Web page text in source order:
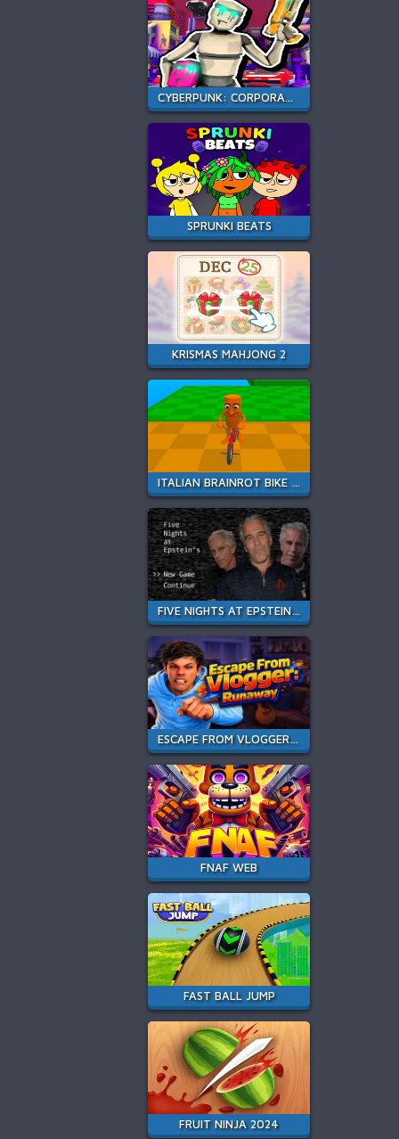
CYBERPUNK: CORPORATION
SPRUNKI BEATS
KRISMAS MAHJONG 2
ITALIAN BRAINROT BIKE RUSH
FIVE NIGHTS AT EPSTEIN'S ONLINE
ESCAPE FROM VLOGGER: RUNAWAY
FNAF WEB
FAST BALL JUMP
FRUIT NINJA 2024